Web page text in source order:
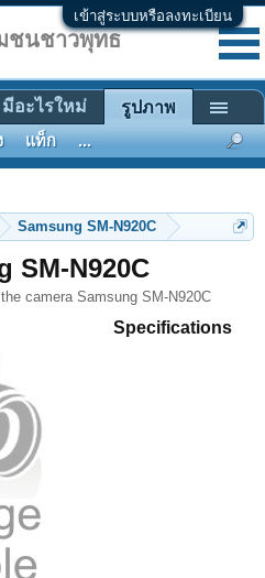
เข้าสู่ระบบหรือลงทะเบียน
Samsung SM-N920C
SM-N920C
camera Samsung SM-N920C
Specifications
ชนชาวพุทธ
มีอะไรใหม่ รูปภาพ
แท็ก ...